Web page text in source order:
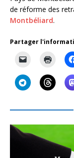
de réforme des
Montbéliard.
Partager